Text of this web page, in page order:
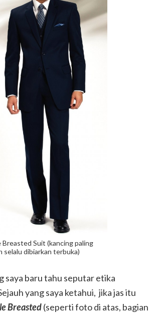
Breasted Suit (kancing paling
selalu dibiarkan terbuka)
saya baru tahu seputar etika
yang saya ketahui, jika jas itu
Breasted(seperti foto di atas, bagian